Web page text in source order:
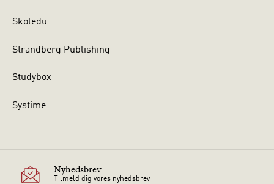
Skoledu
Strandberg Publishing
Studybox
Systime
Nyhedsbrev
Tilmeld dig vores nyhedsbrev